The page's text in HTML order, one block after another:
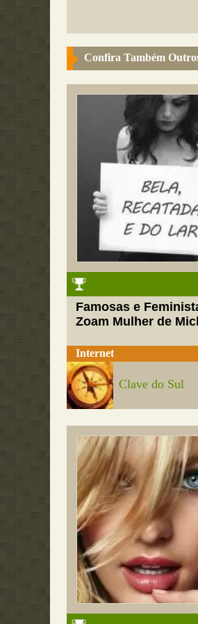
Confira Também
Famosas e
Zoam Mulher de
Internet
Clave do Sul